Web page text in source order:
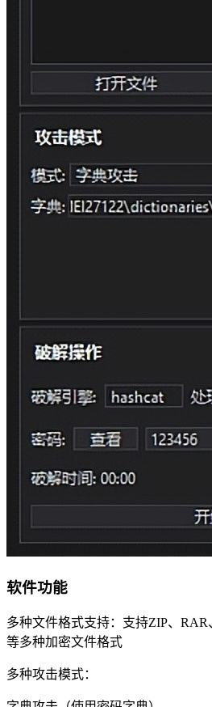
软件功能
多种文件格式支持：支持ZIP、RAR
等多种加密文件格式
多种攻击模式：